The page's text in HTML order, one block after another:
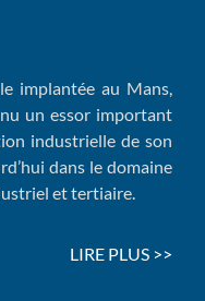
implantée au Mans,
un essor important
industrielle de son
dans le domaine
et tertiaire.
LIRE PLUS >>